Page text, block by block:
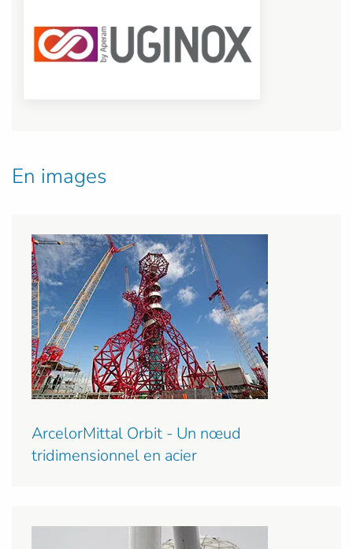
En images
ArcelorMittal Orbit - Un nœud
tridimensionnel en acier